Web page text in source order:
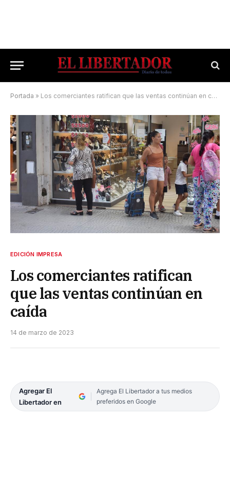
Portada » Los comerciantes ratifican que las ventas continúan en caída
EDICIÓN IMPRESA
Los comerciantes ratifican
que las ventas continúan en
caída
14 de marzo de 2023
Agregar El
Libertador en
Agrega El Libertador a tus medios
preferidos en Google